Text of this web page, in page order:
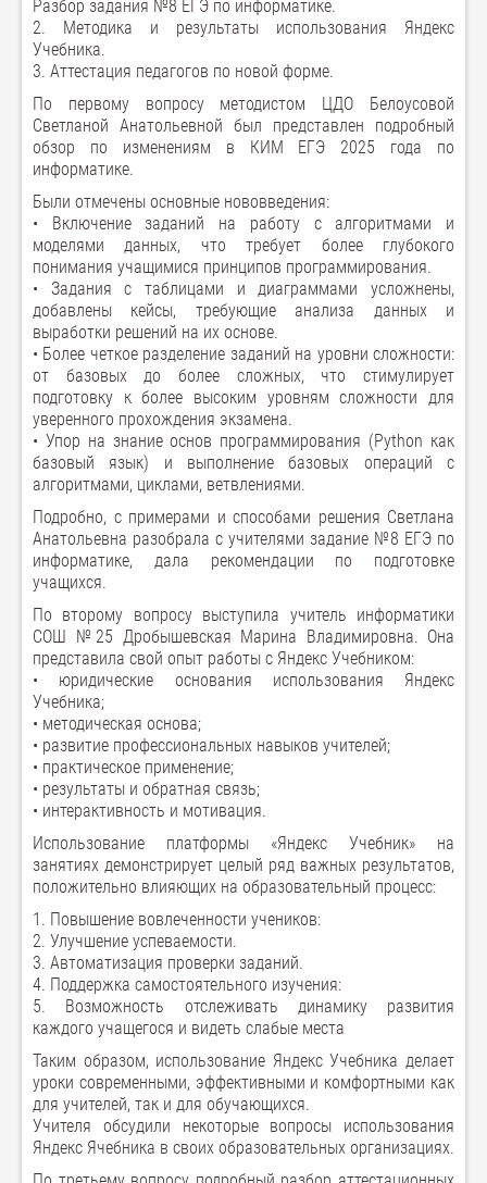
Разбор задания №8 ЕГЭ по информатике.
2. Методика и результаты использования Яндекс
Учебника.
3. Аттестация педагогов по новой форме.
По первому вопросу методистом ЦДО Белоусовой
Светланой Анатольевной был представлен подробный
обзор по изменениям в КИМ ЕГЭ 2025 года по
информатике.
Были отмечены основные нововведения:
• Включение заданий на работу с алгоритмами и
моделями данных, что требует более глубокого
понимания учащимися принципов программирования.
• Задания с таблицами и диаграммами усложнены,
добавлены кейсы, требующие анализа данных и
выработки решений на их основе.
• Более четкое разделение заданий на уровни сложности:
от базовых до более сложных, что стимулирует
подготовку к более высоким уровням сложности для
уверенного прохождения экзамена.
• Упор на знание основ программирования (Python как
базовый язык) и выполнение базовых операций с
алгоритмами, циклами, ветвлениями.
Подробно, с примерами и способами решения Светлана
Анатольевна разобрала с учителями задание №8 ЕГЭ по
информатике, дала рекомендации по подготовке
учащихся.
По второму вопросу выступила учитель информатики
СОШ №25 Дробышевская Марина Владимировна. Она
представила свой опыт работы с Яндекс Учебником:
• юридические основания использования Яндекс
Учебника;
• методическая основа;
• развитие профессиональных навыков учителей;
• практическое применение;
• результаты и обратная связь;
• интерактивность и мотивация.
Использование платформы «Яндекс Учебник» на
занятиях демонстрирует целый ряд важных результатов,
положительно влияющих на образовательный процесс:
1. Повышение вовлеченности учеников:
2. Улучшение успеваемости.
3. Автоматизация проверки заданий.
4. Поддержка самостоятельного изучения:
5. Возможность отслеживать динамику развития
каждого учащегося и видеть слабые места
Таким образом, использование Яндекс Учебника делает
уроки современными, эффективными и комфортными как
для учителей, так и для обучающихся.
Учителя обсудили некоторые вопросы использования
Яндекс Ячебника в своих образовательных организациях.